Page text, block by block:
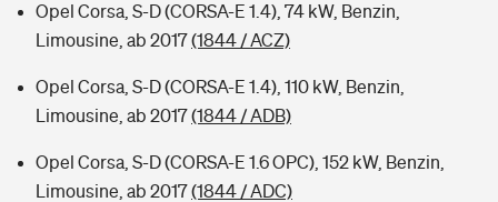
Opel Corsa, S-D (CORSA-E 1.4), 74 kW, Benzin,
Limousine, ab 2017(1844 / ACZ)
Opel Corsa, S-D (CORSA-E 1.4), 110 kW, Benzin,
Limousine, ab 2017(1844 / ADB)
Opel Corsa, S-D (CORSA-E 1.6 OPC), 152 kW, Benzin,
Limousine, ab 2017(1844 / ADC)